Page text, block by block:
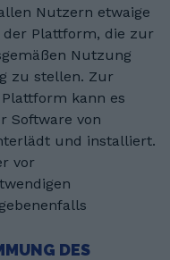
Nutzern etwaige
der Plattform, die zur
Nutzung
zu stellen. Zur
kann es
Software von
und installiert.
vor
DES